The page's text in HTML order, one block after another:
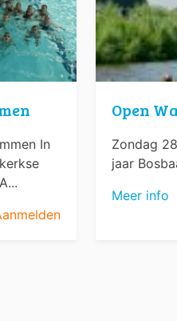
In
Open
Zondag
jaar
Meer info